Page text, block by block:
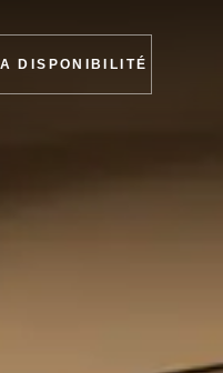
DISPONIBILITÉ